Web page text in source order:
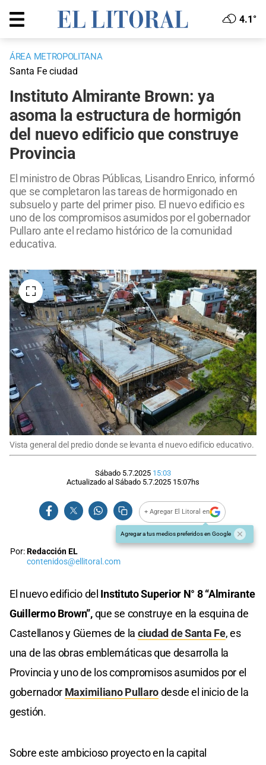
4.1°
ÁREA METROPOLITANA
Santa Fe ciudad
Instituto Almirante Brown: ya
asoma la estructura de hormigón
del nuevo edificio que construye
Provincia
El ministro de Obras Públicas, Lisandro Enrico, informó
que se completaron las tareas de hormigonado en
subsuelo y parte del primer piso. El nuevo edificio es
uno de los compromisos asumidos por el gobernador
Pullaro ante el reclamo histórico de la comunidad
educativa.
Vista general del predio donde se levanta el nuevo edificio educativo.
Sábado 5.7.2025 15:03
Actualizado al Sábado 5.7.2025 15:07hs
+ Agregar El Litoral en
Agregar a tus medios preferidos en Google
Por:Redacción EL
contenidos@ellitoral.com
El nuevo edificio del Instituto Superior N° 8 “Almirante
Guillermo Brown”,que se construye en la esquina de
Castellanos y Güemes de la ciudad de Santa Fe, es
una de las obras emblemáticas que desarrolla la
Provincia y uno de los compromisos asumidos por el
gobernador Maximiliano Pullarodesde el inicio de la
gestión.
Sobre este ambicioso proyecto en la capital